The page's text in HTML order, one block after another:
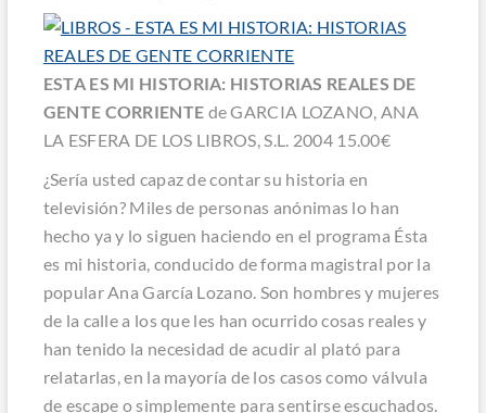
ESTA ES MI HISTORIA: HISTORIAS REALES DE
GENTE CORRIENTE de GARCIA LOZANO, ANA
LA ESFERA DE LOS LIBROS, S.L. 2004 15.00€
¿Sería usted capaz de contar su historia en
televisión? Miles de personas anónimas lo han
hecho ya y lo siguen haciendo en el programa Ésta
es mi historia, conducido de forma magistral por la
popular Ana García Lozano. Son hombres y mujeres
de la calle a los que les han ocurrido cosas reales y
han tenido la necesidad de acudir al plató para
relatarlas, en la mayoría de los casos como válvula
de escape o simplemente para sentirse escuchados.